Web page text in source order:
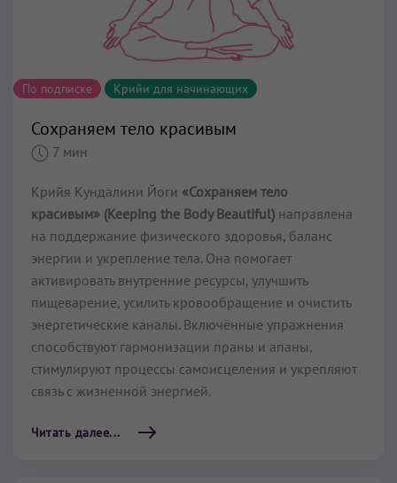
По подписке Крийи для начинающих
Сохраняем тело красивым
7 мин
Крийя Кундалини Йоги «Сохраняем тело
красивым» (Keeping the Body Beautiful) направлена
на поддержание физического здоровья, баланс
энергии и укрепление тела. Она помогает
активировать внутренние ресурсы, улучшить
пищеварение, усилить кровообращение и очистить
энергетические каналы. Включённые упражнения
способствуют гармонизации праны и апаны,
стимулируют процессы самоисцеления и укрепляют
связь с жизненной энергией.
Читать далее...